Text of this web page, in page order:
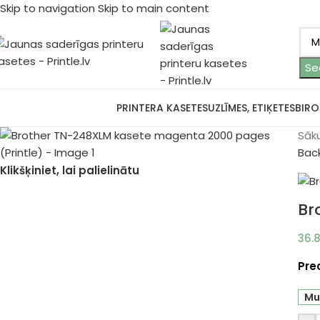
Skip to navigation Skip to main content
PRINTERA KASETESUZLĪMES, ETIĶETES
Klikšķiniet, lai palielinātu